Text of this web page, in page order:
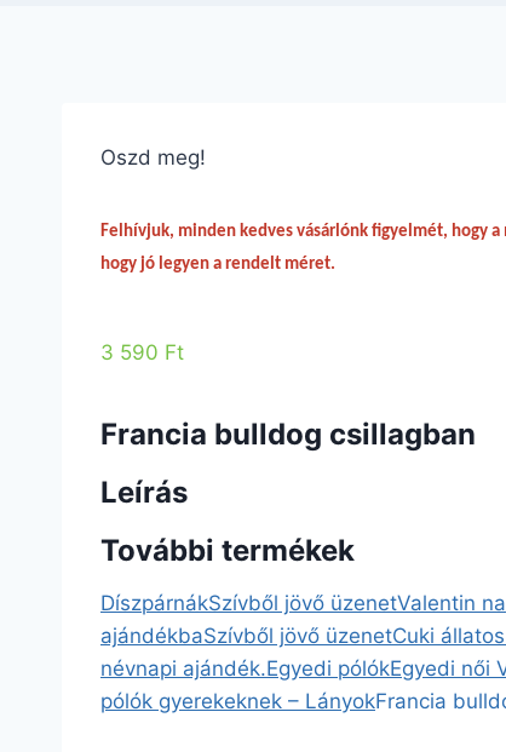
Oszd meg!
Felhívjuk, minden kedves vásárlónk figyelmét, hogy
hogy jó legyen a rendelt méret.
3 590 Ft
Francia bulldog csillagban
Leírás
További termékek
DíszpárnákSzívből jövő üzenetValentin
ajándékbaSzívből jövő üzenetCuki
névnapi ajándék.Egyedi pólókEgyedi női
pólók gyerekeknek – LányokFrancia